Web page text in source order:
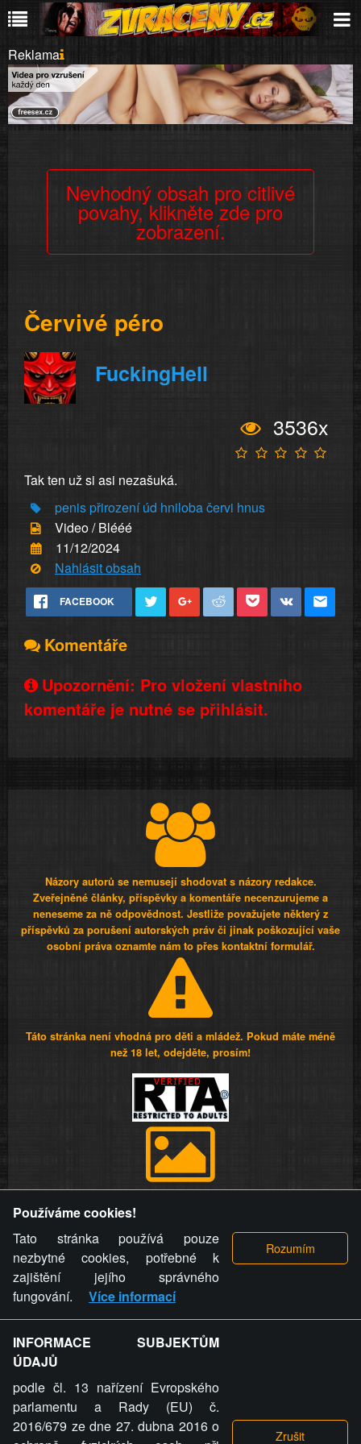
Reklama
Nevhodný obsah pro citlivé
povahy, klikněte zde pro
zobrazení.
Červivé péro
FuckingHell
3536x
Tak ten už si asi nezašuká.
penispřirození úd hnilobačervi hnus
Video / Blééé
11/12/2024
Nahlásit obsah
FACEBOOK
Komentáře
Upozornění: Pro vložení vlastního
komentáře je nutné se přihlásit.
Názory autorů se nemusejí shodovat s názory redakce.
Zveřejněné články, příspěvky a komentáře necenzurujeme a
neneseme za ně odpovědnost. Jestliže považujete některý z
příspěvků za porušení autorských práv či jinak poškozující vaše
osobní práva oznamte nám to přes kontaktní formulář.
Táto stránka není vhodná pro děti a mládež. Pokud máte méně
než 18 let, odejděte, prosím!
videa a komentáře. Osoba, které se toto opatření provozovatele
stránky týče, ani osoba, která umístila fotografii nebo video na
stránku, nemůže z důvodu odstranění fotografie, videa nebo
komentáře pro výše uvedenou okolnost uplatnit vůči
provozovateli stránky žádný nárok na náhradu škody nebo
nemajetkové újmy.
ZVRÁCENÝ.CZ - Svět není zvrácenej. To jen
ty lidi...
Používáme cookies!
Tato stránka používá pouze
nezbytné cookies, potřebné k
zajištění jejího správného
fungování.
Více informací
INFORMACE SUBJEKTŮM
ÚDAJŮ
podle čl. 13 nařízení Evropského
parlamentu a Rady (EU) č.
2016/679 ze dne 27. dubna 2016 o